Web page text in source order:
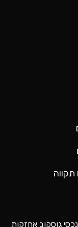
גוסקוב אחזקות